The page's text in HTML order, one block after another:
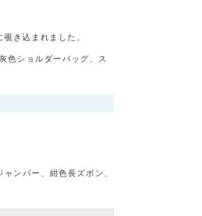
き込まれました。
色ショルダーバッグ、ス
ンパー、紺色長ズボン、